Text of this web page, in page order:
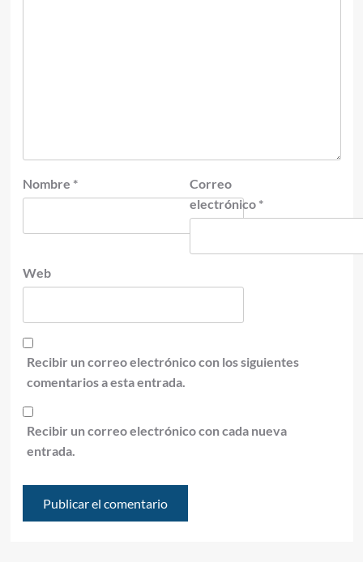
Nombre *
Correo
electrónico *
Web
Recibir un correo electrónico con los siguientes
comentarios a esta entrada.
Recibir un correo electrónico con cada nueva
entrada.